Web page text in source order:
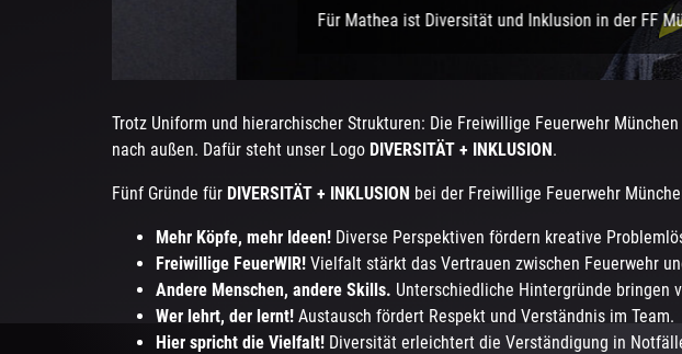
Für Mathea ist Diversität und Inklusion in der FF München wichtig.|
Trotz Uniform und hierarchischer Strukturen: Die Freiwillige Feuerwehr
nach außen. Dafür steht unser Logo DIVERSITÄT + INKLUSION.
Fünf Gründe für DIVERSITÄT + INKLUSION bei der Freiwillige Feuerwehr
Mehr Köpfe, mehr Ideen! Diverse Perspektiven fördern kreative
Freiwillige FeuerWIR! Vielfalt stärkt das Vertrauen zwischen Feuerwehr
Andere Menschen, andere Skills. Unterschiedliche Hintergründe bringen
Wer lehrt, der lernt! Austausch fördert Respekt und Verständnis im Team.
Hier spricht die Vielfalt! Diversität erleichtert die Verständigung in